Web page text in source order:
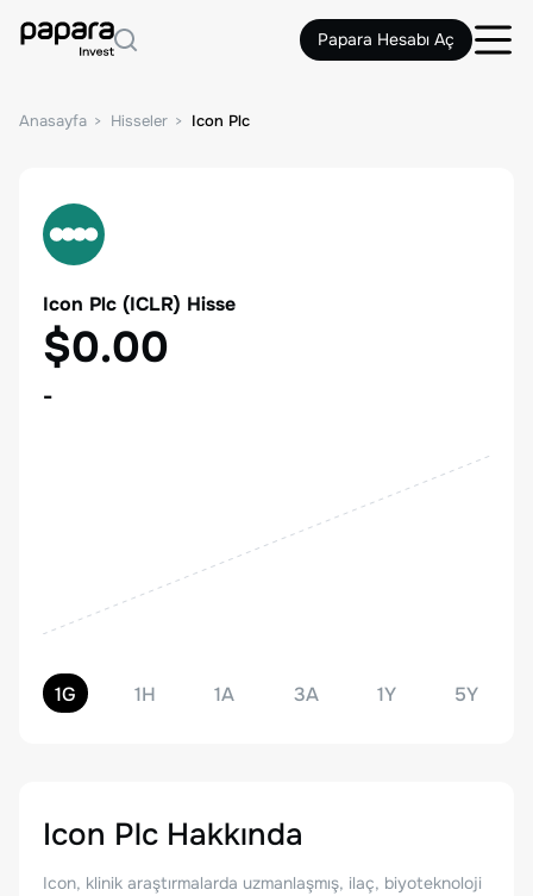
Papara Hesabı Aç
Anasayfa Hisseler Icon Plc
Icon Plc (ICLR) Hisse
$0.00
-
1G 1H 1A 3A 1Y 5Y
Icon Plc Hakkında
Icon, klinik araştırmalarda uzmanlaşmış, ilaç, biyoteknoloji